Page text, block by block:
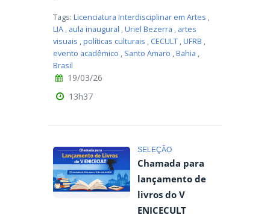
Tags: Licenciatura Interdisciplinar em Artes ,
LIA , aula inaugural ,Uriel Bezerra , artes
visuais ,políticas culturais , CECULT ,UFRB ,
evento acadêmico , Santo Amaro ,Bahia ,
Brasil
19/03/26
13h37
SELEÇÃO
Chamada para
lançamento de
livros do V
ENICECULT